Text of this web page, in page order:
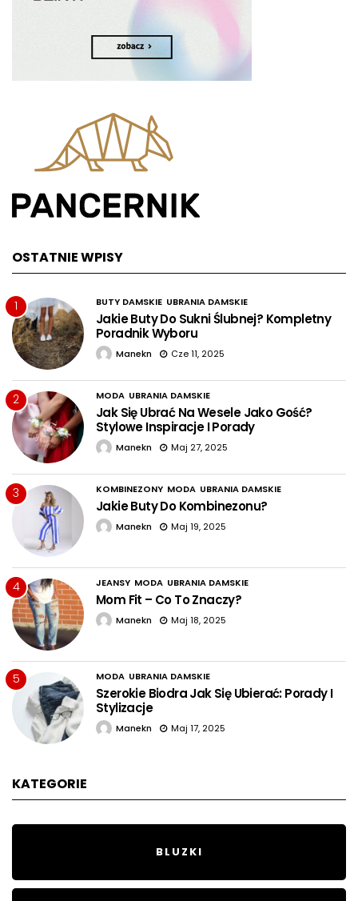
OSTATNIE WPISY
1 BUTY DAMSKIE UBRANIA DAMSKIE
Jakie Buty Do Sukni Ślubnej? Kompletny
Poradnik Wyboru
Manekn Cze 11, 2025
2 MODA UBRANIA DAMSKIE
Jak Się Ubrać Na Wesele Jako Gość?
Stylowe Inspiracje I Porady
Manekn Maj 27, 2025
3 KOMBINEZONY MODA UBRANIA DAMSKIE
Jakie Buty Do Kombinezonu?
Manekn Maj 19, 2025
4 JEANSY MODA UBRANIA DAMSKIE
Mom Fit – Co To Znaczy?
Manekn Maj 18, 2025
5 MODA UBRANIA DAMSKIE
Szerokie Biodra Jak Się Ubierać: Porady I
Stylizacje
Manekn Maj 17, 2025
KATEGORIE
BLUZKI